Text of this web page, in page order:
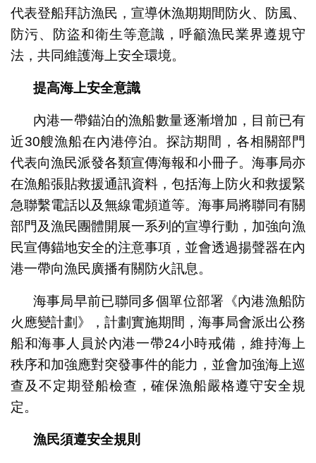
代表登船拜訪漁民，宣導休漁期期間防火、防風、
防污、防盜和衛生等意識，呼籲漁民業界遵規守
法，共同維護海上安全環境。
提高海上安全意識
內港一帶錨泊的漁船數量逐漸增加，目前已有
近30艘漁船在內港停泊。探訪期間，各相關部門
代表向漁民派發各類宣傳海報和小冊子。海事局亦
在漁船張貼救援通訊資料，包括海上防火和救援緊
急聯繫電話以及無線電頻道等。海事局將聯同有關
部門及漁民團體開展一系列的宣導行動，加強向漁
民宣傳錨地安全的注意事項，並會透過揚聲器在內
港一帶向漁民廣播有關防火訊息。
海事局早前已聯同多個單位部署《內港漁船防
火應變計劃》，計劃實施期間，海事局會派出公務
船和海事人員於內港一帶24小時戒備，維持海上
秩序和加強應對突發事件的能力，並會加強海上巡
查及不定期登船檢查，確保漁船嚴格遵守安全規
定。
漁民須遵安全規則